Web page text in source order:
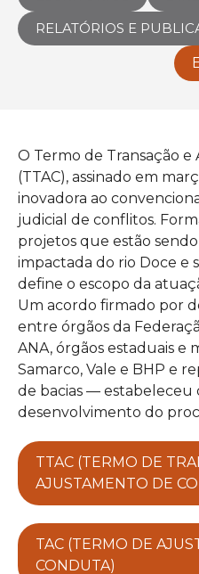
SUPRIMENTOS
APRENDA MAIS
RELATÓRIOS E
O Termo de Transação
(TTAC), assinado em
inovadora ao
judicial de conflitos.
projetos que estão
impactada do rio Doce e
define o escopo da
Um acordo firmado por
entre órgãos da
ANA, órgãos estaduais e
Samarco, Vale e BHP e
de bacias — estabeleceu
desenvolvimento do
TTAC (TERMO DE
AJUSTAMENTO DE
TAC (TERMO DE
CONDUTA)